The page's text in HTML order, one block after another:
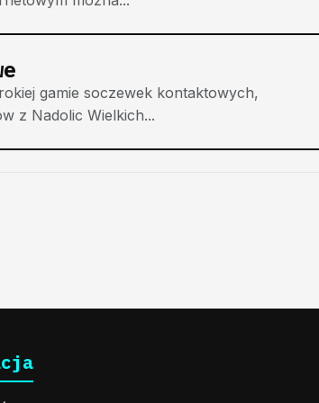
gamie soczewek kontaktowych,
z Nadolic Wielkich...